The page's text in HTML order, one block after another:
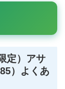
定）アサ
）よくあ